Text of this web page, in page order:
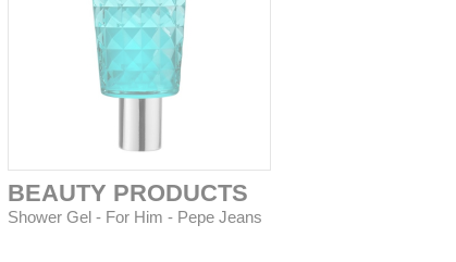
BEAUTY PRODUCTS
Shower Gel - For Him - Pepe Jeans